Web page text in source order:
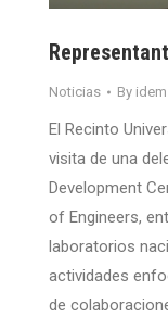
Noticias By
El Recinto
visita de una
Development
of Engineers,
laboratorios
actividades
de